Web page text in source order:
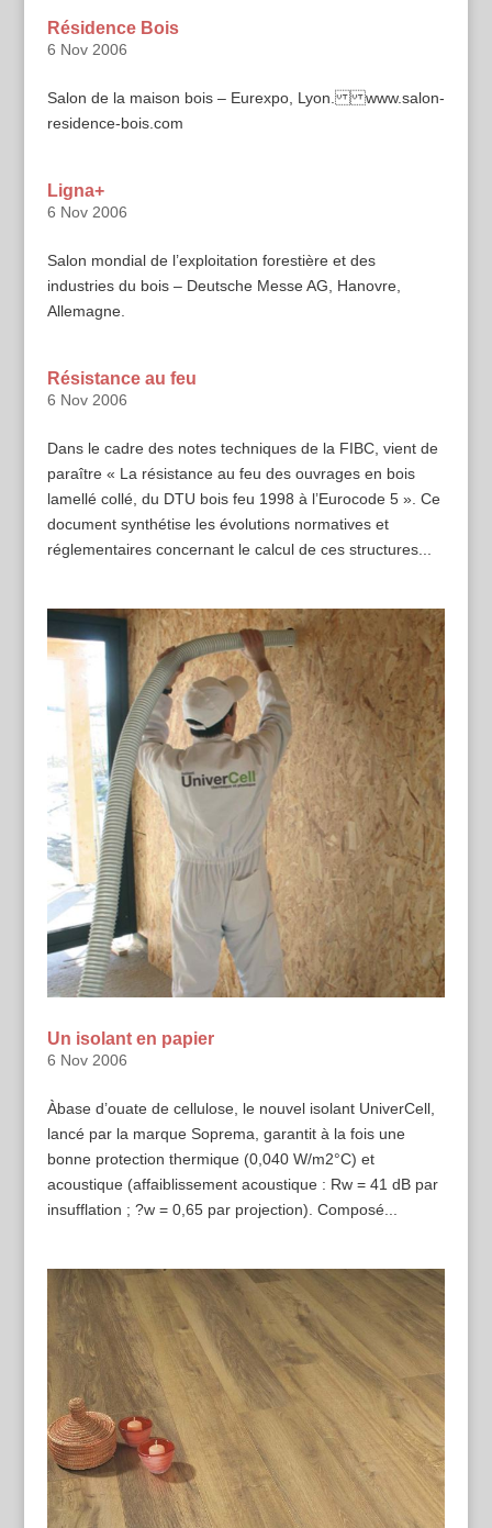
Résidence Bois
6 Nov 2006
Salon de la maison bois – Eurexpo, Lyon. www.salon-
residence-bois.com
Ligna+
6 Nov 2006
Salon mondial de l’exploitation forestière et des
industries du bois – Deutsche Messe AG, Hanovre,
Allemagne.
Résistance au feu
6 Nov 2006
Dans le cadre des notes techniques de la FIBC, vient de
paraître « La résistance au feu des ouvrages en bois
lamellé collé, du DTU bois feu 1998 à l’Eurocode 5 ». Ce
document synthétise les évolutions normatives et
réglementaires concernant le calcul de ces structures...
Un isolant en papier
6 Nov 2006
Àbase d’ouate de cellulose, le nouvel isolant UniverCell,
lancé par la marque Soprema, garantit à la fois une
bonne protection thermique (0,040 W/m2°C) et
acoustique (affaiblissement acoustique : Rw = 41 dB par
insufflation ; ?w = 0,65 par projection). Composé...